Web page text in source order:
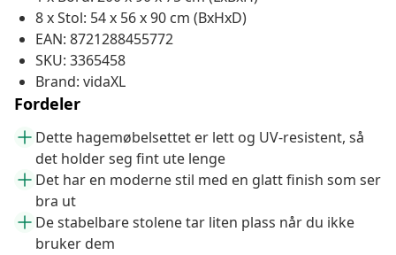
8 x Stol: 54 x 56 x 90 cm (BxHxD)
EAN: 8721288455772
SKU: 3365458
Brand: vidaXL
Fordeler
Dette hagemøbelsettet er lett og UV-resistent, så
det holder seg fint ute lenge
Det har en moderne stil med en glatt finish som ser
bra ut
De stabelbare stolene tar liten plass når du ikke
bruker dem